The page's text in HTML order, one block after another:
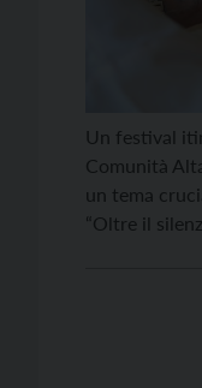
Un festival
Comunità
un tema
“Oltre il